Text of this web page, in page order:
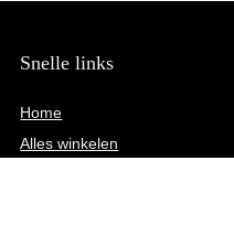
Snelle links
Home
Alles winkelen